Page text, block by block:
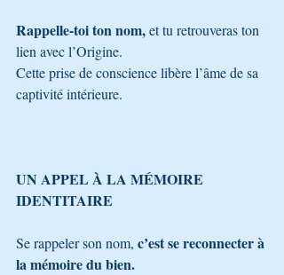
Rappelle-toi ton nom, et tu retrouveras ton
lien avec l’Origine.
Cette prise de conscience libère l’âme de sa
captivité intérieure.
UN APPEL À LA MÉMOIRE
IDENTITAIRE
Se rappeler son nom, c’est se reconnecter à
la mémoire du bien.